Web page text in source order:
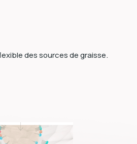
des sources de graisse.